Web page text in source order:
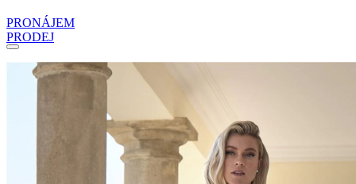
PRONÁJEM
PRODEJ